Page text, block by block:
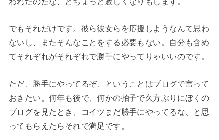
でもそれだけです。彼ら彼女らを応援しようなんて思わ
ないし、またそんなことをする必要もない。自分も含め
てそれぞれがそれぞれで勝手にやってりゃいいのです。
ただ、勝手にやってるぞ、ということはブログで言って
おきたい。何年も後で、何かの拍子で久方ぶりにぼくの
ブログを見たとき、コイツまだ勝手にやってるな、と思
ってもらえたらそれで満足です。